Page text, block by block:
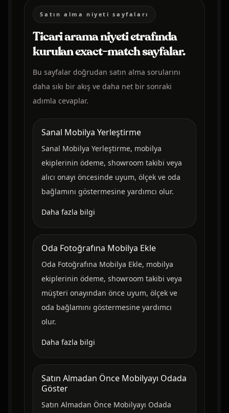
Satın alma niyeti sayfaları
Ticari arama niyeti etrafında
kurulan exact-match sayfalar.
Bu sayfalar doğrudan satın alma sorularını
daha sıkı bir akış ve daha net bir sonraki
adımla cevaplar.
Sanal Mobilya Yerleştirme
Sanal Mobilya Yerleştirme, mobilya
ekiplerinin ödeme, showroom takibi veya
alıcı onayı öncesinde uyum, ölçek ve oda
bağlamını göstermesine yardımcı olur.
Daha fazla bilgi
Oda Fotoğrafına Mobilya Ekle
Oda Fotoğrafına Mobilya Ekle, mobilya
ekiplerinin ödeme, showroom takibi veya
müşteri onayından önce uyum, ölçek ve
oda bağlamını göstermesine yardımcı
olur.
Daha fazla bilgi
Satın Almadan Önce Mobilyayı Odada
Göster
Satın Almadan Önce Mobilyayı Odada